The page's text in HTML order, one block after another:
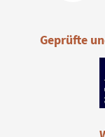
Geprüfte